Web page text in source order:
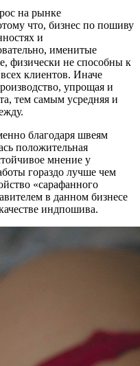
на рынке
что, бизнес по пошиву
и
именитые
физически не способны к
клиентов. Иначе
упрощая и
тем самым усредняя и
благодаря швеям
положительная
мнение у
гораздо лучше чем
«сарафанного
в данном бизнесе
индпошива.